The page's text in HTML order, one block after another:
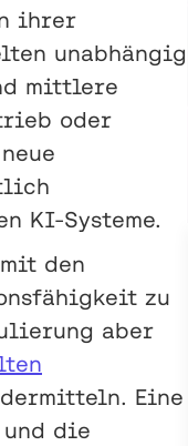
ihrer
unabhängig
mittlere
oder
KI-Systeme.
den
zu
aber
Eine
die